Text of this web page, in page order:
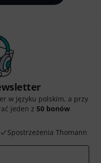
w języku polskim, a przy
jeden z 50 bonów
Spostrzeżenia Thomann